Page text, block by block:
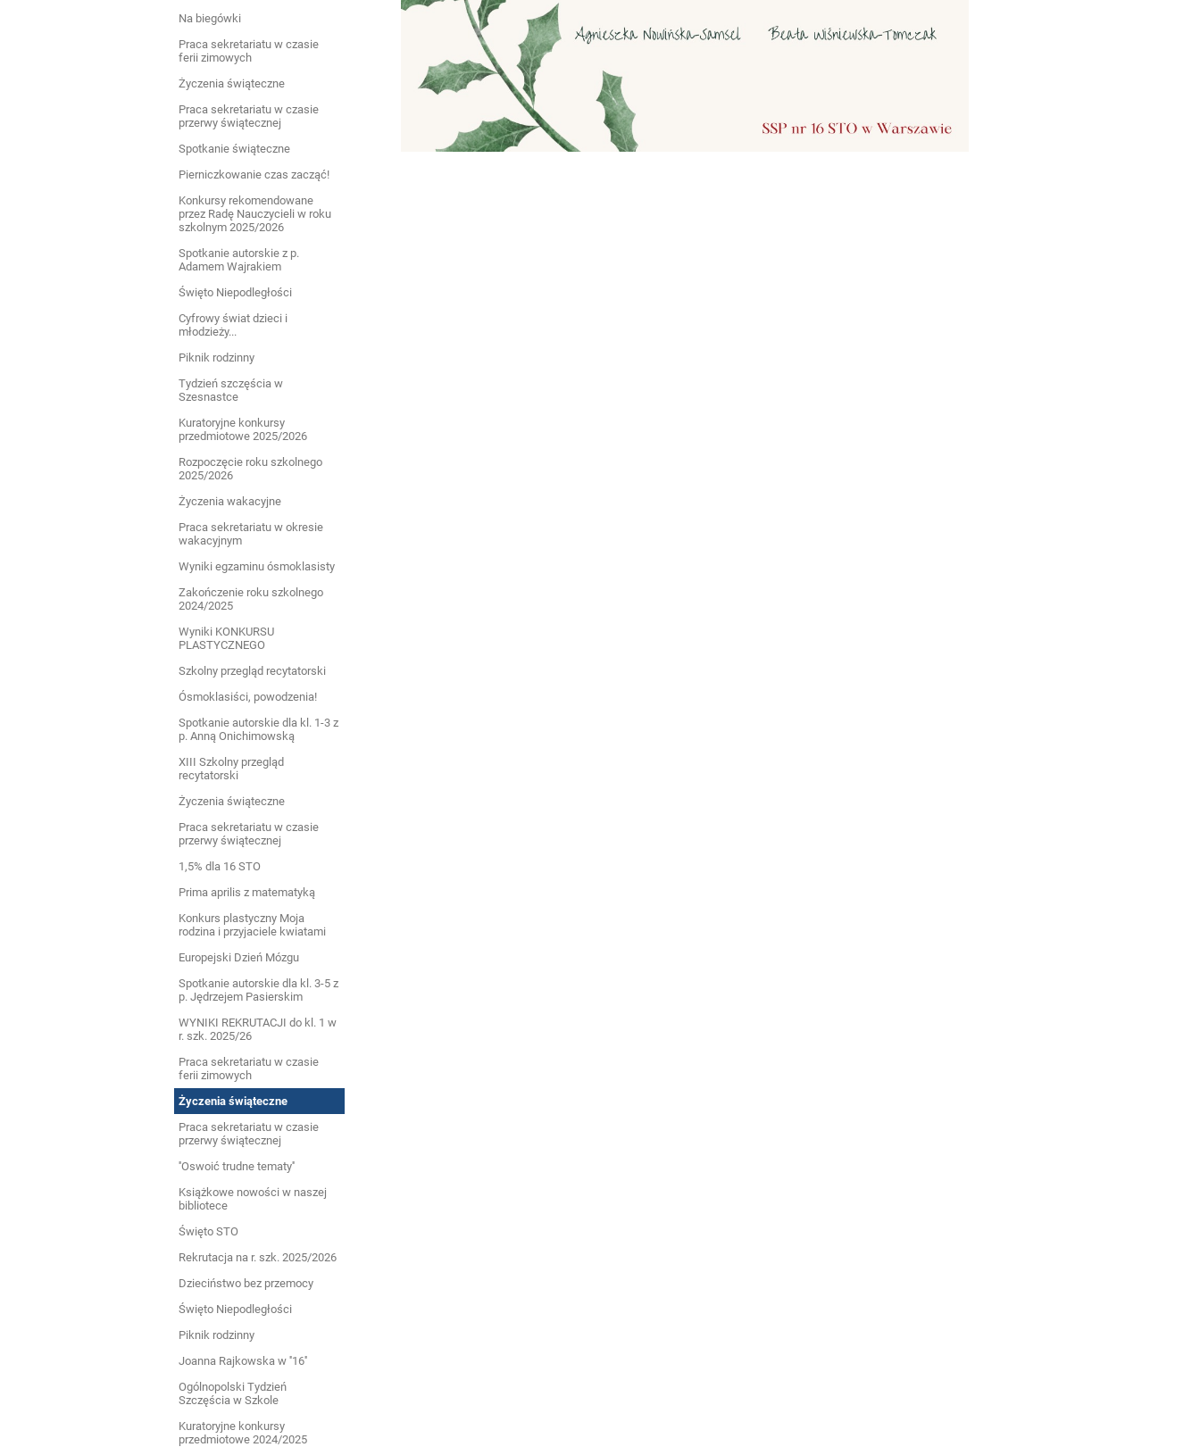
Na biegówki
Praca sekretariatu w czasie
ferii zimowych
Życzenia świąteczne
Praca sekretariatu w czasie
przerwy świątecznej
Spotkanie świąteczne
Pierniczkowanie czas zacząć!
Konkursy rekomendowane
przez Radę Nauczycieli w roku
szkolnym 2025/2026
Spotkanie autorskie z p.
Adamem Wajrakiem
Święto Niepodległości
Cyfrowy świat dzieci i
młodzieży...
Piknik rodzinny
Tydzień szczęścia w
Szesnastce
Kuratoryjne konkursy
przedmiotowe 2025/2026
Rozpoczęcie roku szkolnego
2025/2026
Życzenia wakacyjne
Praca sekretariatu w okresie
wakacyjnym
Wyniki egzaminu ósmoklasisty
Zakończenie roku szkolnego
2024/2025
Wyniki KONKURSU
PLASTYCZNEGO
Szkolny przegląd recytatorski
Ósmoklasiści, powodzenia!
Spotkanie autorskie dla kl. 1-3 z
p. Anną Onichimowską
XIII Szkolny przegląd
recytatorski
Życzenia świąteczne
Praca sekretariatu w czasie
przerwy świątecznej
1,5% dla 16 STO
Prima aprilis z matematyką
Konkurs plastyczny Moja
rodzina i przyjaciele kwiatami
Europejski Dzień Mózgu
Spotkanie autorskie dla kl. 3-5 z
p. Jędrzejem Pasierskim
WYNIKI REKRUTACJI do kl. 1 w
r. szk. 2025/26
Praca sekretariatu w czasie
ferii zimowych
Życzenia świąteczne
Praca sekretariatu w czasie
przerwy świątecznej
''Oswoić trudne tematy''
Książkowe nowości w naszej
bibliotece
Święto STO
Rekrutacja na r. szk. 2025/2026
Dzieciństwo bez przemocy
Święto Niepodległości
Piknik rodzinny
Joanna Rajkowska w ''16''
Ogólnopolski Tydzień
Szczęścia w Szkole
Kuratoryjne konkursy
przedmiotowe 2024/2025